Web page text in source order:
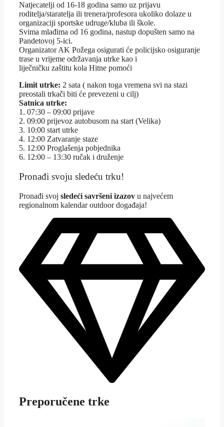
Natjecatelji od 16-18 godina samo uz prijavu
roditelja/staratelja ili trenera/profesora ukoliko dolaze u
organizaciji sportske udruge/kluba ili škole.
Svima mlađima od 16 godina, nastup dopušten samo na
Pandetovoj 5-ici.
Organizator AK Požega osigurati će policijsko osiguranje
trase u vrijeme održavanja utrke kao i
liječničku zaštitu kola Hitne pomoći
Limit utrke: 2 sata ( nakon toga vremena svi na stazi
preostali trkači biti će prevezeni u cilj)
Satnica utrke:
1. 07:30 – 09:00 prijave
2. 09:00 prijevoz autobusom na start (Velika)
3. 10:00 start utrke
4. 12:00 Zatvaranje staze
5. 12:00 Proglašenja pobjednika
6. 12:00 – 13:30 ručak i druženje
Pronađi svoju sledeću trku!
Pronađi svoj sledeći savršeni izazov u najvećem
regionalnom kalendar outdoor događaja!
Preporučene trke